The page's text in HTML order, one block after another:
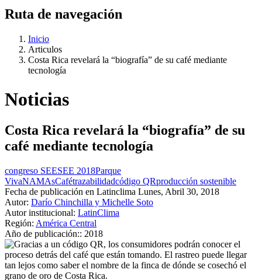
Ruta de navegación
Inicio
Articulos
Costa Rica revelará la “biografía” de su café mediante
tecnología
Noticias
Costa Rica revelará la “biografía” de su
café mediante tecnología
congreso SEESEE 2018Parque
VivaNAMAsCafétrazabilidadcódigo QRproducción sostenible
Fecha de publicación en Latinclima Lunes, Abril 30, 2018
Autor: Darío Chinchilla y Michelle Soto
Autor institucional: LatinClima
Región: América Central
Año de publicación:: 2018